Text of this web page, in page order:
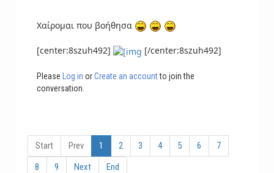
Χαίρομαι που βοήθησα
[center:8szuh492] [/center:8szuh492]
Please Log in orCreate an accountto join the
conversation.
Start Prev 1 2 3 4 5 6
7
8
9 Next End